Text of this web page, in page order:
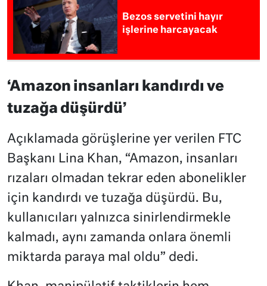
Bezos servetini hayır
işlerine harcayacak
‘Amazon insanları kandırdı ve
tuzağa düşürdü’
Açıklamada görüşlerine yer verilen FTC
Başkanı Lina Khan, “Amazon, insanları
rızaları olmadan tekrar eden abonelikler
için kandırdı ve tuzağa düşürdü. Bu,
kullanıcıları yalnızca sinirlendirmekle
kalmadı, aynı zamanda onlara önemli
miktarda paraya mal oldu” dedi.